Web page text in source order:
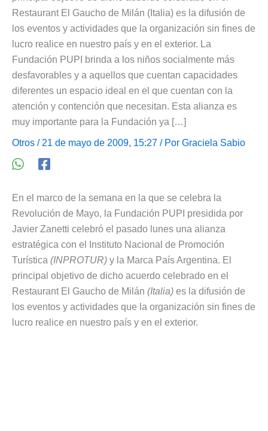
Restaurant El Gaucho de Milán (Italia) es la difusión de
los eventos y actividades que la organización sin fines de
lucro realice en nuestro país y en el exterior. La
Fundación PUPI brinda a los niños socialmente más
desfavorables y a aquellos que cuentan capacidades
diferentes un espacio ideal en el que cuentan con la
atención y contención que necesitan. Esta alianza es
muy importante para la Fundación ya […]
Otros / 21 de mayo de 2009, 15:27 / Por Graciela Sabio
En el marco de la semana en la que se celebra la
Revolución de Mayo, la Fundación PUPI presidida por
Javier Zanetti celebró el pasado lunes una alianza
estratégica con el Instituto Nacional de Promoción
Turística (INPROTUR) y la Marca País Argentina. El
principal objetivo de dicho acuerdo celebrado en el
Restaurant El Gaucho de Milán (Italia) es la difusión de
los eventos y actividades que la organización sin fines de
lucro realice en nuestro país y en el exterior.